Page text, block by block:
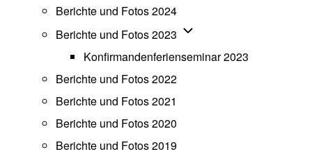
Berichte und Fotos 2024
Berichte und Fotos 2023 Unternavigation von
Konfirmandenferienseminar 2023
Berichte und Fotos 2022
Berichte und Fotos 2021
Berichte und Fotos 2020
Berichte und Fotos 2019